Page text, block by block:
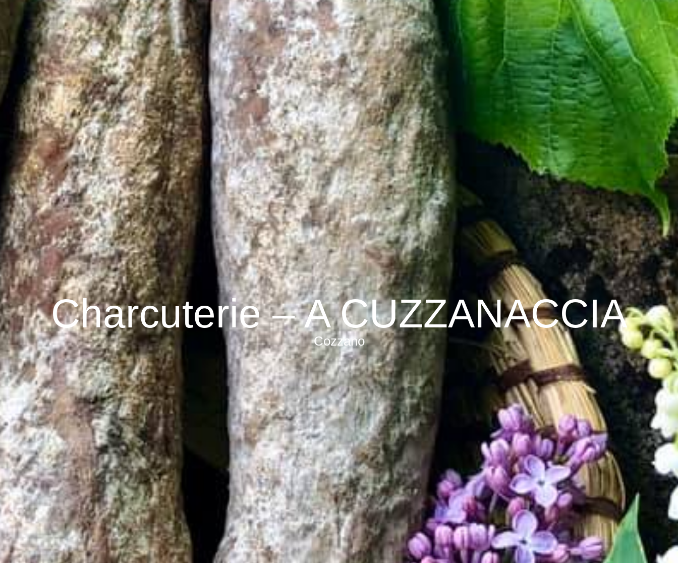
Charcuterie – A CUZZANACCIA
Cozzano